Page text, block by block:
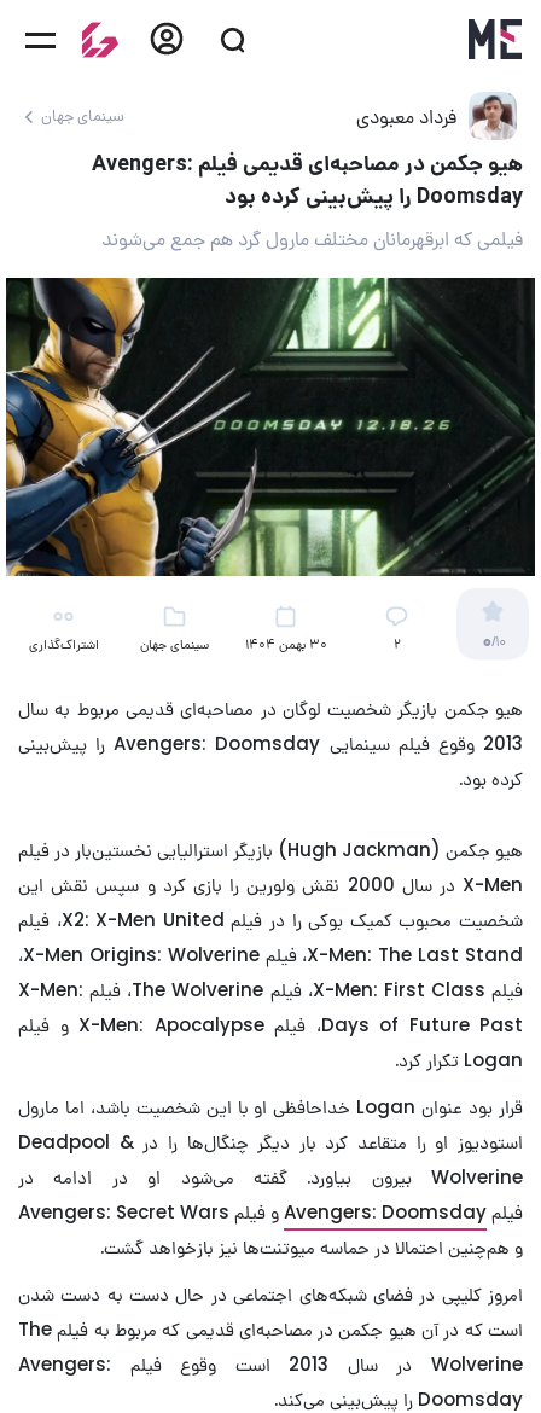
فرداد معبودی سینمای جهان
هیو جکمن در مصاحبه‌ای قدیمی فیلم Avengers:
Doomsday را پیش‌بینی کرده بود
فیلمی که ابرقهرمانان مختلف مارول گرد هم جمع می‌شوند
0/10
2 30 بهمن 1404 سینمای جهان اشتراک‌گذاری
هیو جکمن بازیگر شخصیت لوگان در مصاحبه‌ای قدیمی مربوط به سال
2013 وقوع فیلم سینمایی Avengers: Doomsday را پیش‌بینی
کرده بود.
هیو جکمن (Hugh Jackman) بازیگر استرالیایی نخستین‌بار در فیلم
X-Men در سال 2000 نقش ولورین را بازی کرد و سپس نقش این
شخصیت محبوب کمیک بوکی را در فیلم X2: X-Men United، فیلم
X-Men: The Last Stand، فیلم X-Men Origins: Wolverine،
فیلم X-Men: First Class، فیلم The Wolverine، فیلم X-Men:
Days of Future Past، فیلم X-Men: Apocalypse و فیلم
Logan تکرار کرد.
قرار بود عنوان Logan خداحافظی او با این شخصیت باشد، اما مارول
استودیوز او را متقاعد کرد بار دیگر چنگال‌ها را در Deadpool &
Wolverine بیرون بیاورد. گفته می‌شود او در ادامه در
فیلمAvengers: Doomsday
و فیلم Avengers: Secret Wars
و هم‌چنین احتمالا در حماسه میوتنت‌ها نیز بازخواهد گشت.
امروز کلیپی در فضای شبکه‌های اجتماعی در حال دست به دست شدن
است که در آن هیو جکمن در مصاحبه‌ای قدیمی که مربوط به فیلم The
Wolverine در سال 2013 است وقوع فیلم Avengers:
Doomsday را پیش‌بینی می‌کند.